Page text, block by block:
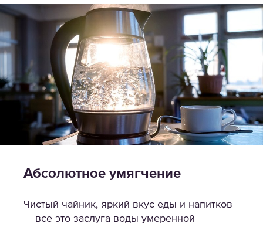
Абсолютное умягчение
Чистый чайник, яркий вкус еды и напитков
— все это заслуга воды умеренной